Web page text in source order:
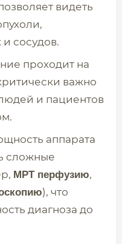
видеть
сосудов.
проходит на
важно
и пациентов
аппарата
сложные
МРТ перфузию,
), что
диагноза до